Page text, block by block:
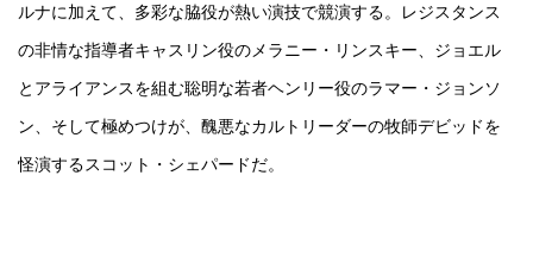
ルナに加えて、多彩な脇役が熱い演技で競演する。レジスタンス
の非情な指導者キャスリン役のメラニー・リンスキー、ジョエル
とアライアンスを組む聡明な若者ヘンリー役のラマー・ジョンソ
ン、そして極めつけが、醜悪なカルトリーダーの牧師デビッドを
怪演するスコット・シェパードだ。